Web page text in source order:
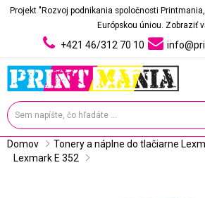
Projekt "Rozvoj podnikania spoločnosti
Európskou úniou. Zobraziť
+421 46/312 70 10
Domov Tonery a náplne do tlačiarne
Lexmark E 352